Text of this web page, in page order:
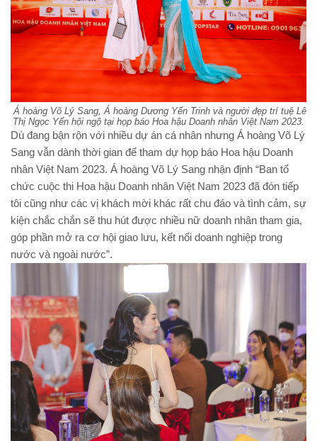
Á hoàng Võ Lý Sang, Á hoàng Dương Yến Trinh và người đẹp trí tuệ Lê
Thị Ngọc Yến hội ngộ tại họp báo Hoa hậu Doanh nhân Việt Nam 2023.
Dù đang bận rộn với nhiều dự án cá nhân nhưng Á hoàng Võ Lý
Sang vẫn dành thời gian để tham dự họp báo Hoa hậu Doanh
nhân Việt Nam 2023. Á hoàng Võ Lý Sang nhận định “Ban tổ
chức cuộc thi Hoa hậu Doanh nhân Việt Nam 2023 đã đón tiếp
tôi cũng như các vị khách mời khác rất chu đáo và tình cảm, sự
kiện chắc chắn sẽ thu hút được nhiều nữ doanh nhân tham gia,
góp phần mở ra cơ hội giao lưu, kết nối doanh nghiệp trong
nước và ngoài nước”.